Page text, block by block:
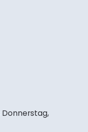
Donnerstag,